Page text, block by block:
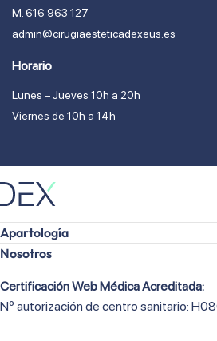
M. 616 963 127
admin@cirugiaesteticadexeus.es
Horario
Lunes – Jueves 10h a 20h
Viernes de 10h a 14h
Apartología
Nosotros
Certificación Web Médica Acreditada:
Nº autorización de centro sanitario: